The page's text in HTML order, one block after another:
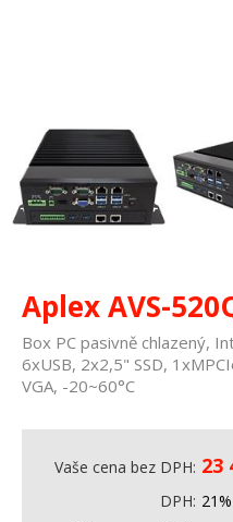
Aplex AVS-
Box PC pasivně chlazený,
6xUSB, 2x2,5" SSD,
VGA, -20~60°C
Vaše cena bez DPH 23
DPH 21%